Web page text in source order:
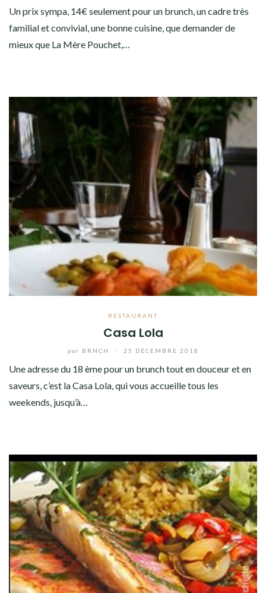
Un prix sympa, 14€ seulement pour un brunch, un cadre très
familial et convivial, une bonne cuisine, que demander de
mieux que La Mère Pouchet,…
RESTAURANT
Casa Lola
par BRNCH 25 DÉCEMBRE 2018
Une adresse du 18 ème pour un brunch tout en douceur et en
saveurs, c’est la Casa Lola, qui vous accueille tous les
weekends, jusqu’à…